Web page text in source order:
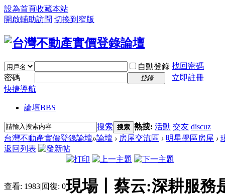
設為首頁收藏本站
開啟輔助訪問 切換到窄版
自動登錄 找回密碼
密碼
登錄
立即註冊
快捷導航
論壇BBS
搜索 搜索 熱搜: 活動 交友 discuz
台灣不動產實價登錄論壇»論壇 › 房屋交流區 › 明星學區房屋 ›
返回列表
查看: 1983|回復: 0現場丨蔡云:深耕服務